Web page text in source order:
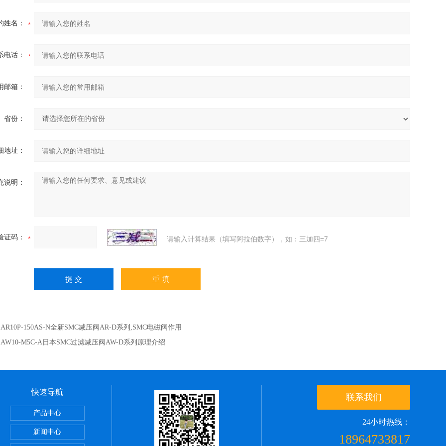
姓名：
电话：
邮箱：
省份：
地址：
说明：
证码： 请输入计算结果（填写阿拉伯数字），如：三加四=7
AR10P-150AS-N全新SMC减压阀AR-D系列,SMC电磁阀作用
AW10-M5C-A日本SMC过滤减压阀AW-D系列原理介绍
杆缸REA系列,SMC深圳经销商
X3145系列,SMC电磁阀优点
快速导航
产品中心
新闻中心
联系我们
24小时热线：
18964733817